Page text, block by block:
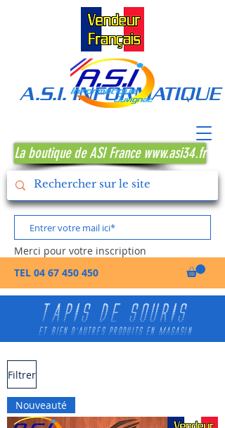
TEL 04 67 450 450
A.S.I.
La boutique de ASI France www.asi34.fr
Merci pour votre inscription
TAPIS DE SOURIS
et bien d'autres produits en magasin
Filtrer
Nouveauté